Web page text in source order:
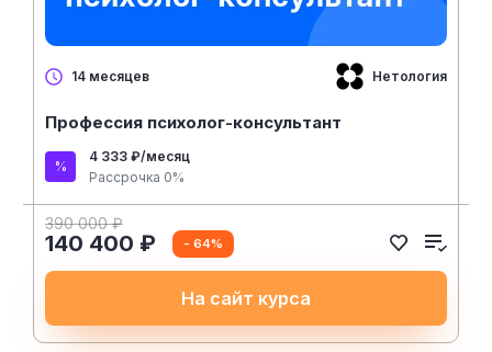
14 месяцев Нетология
Профессия психолог-консультант
4 333 ₽/месяц
Рассрочка 0%
390 000 ₽
140 400 ₽ - 64%
На сайт курса